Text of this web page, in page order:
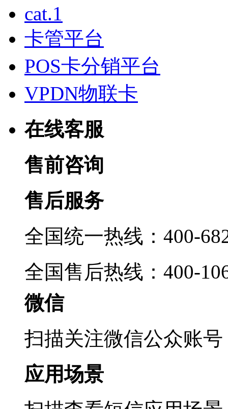
cat.1
卡管平台
POS卡分销平台
VPDN物联卡
在线客服
售前咨询
售后服务
全国统一热线：400-
全国售后热线：400-
微信
扫描关注微信公众账号
应用场景